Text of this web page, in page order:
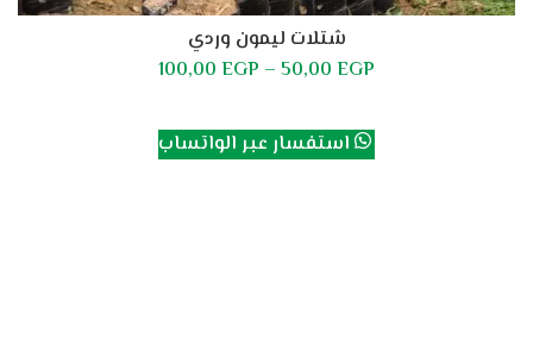
شتلات ليمون وردي
50,00 EGP
–
100,00 EGP
استفسار عبر الواتساب